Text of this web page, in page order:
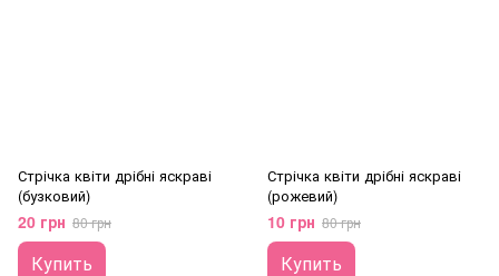
Стрічка квіти дрібні яскраві
(бузковий)
20 грн 80 грн
Купить
Стрічка квіти дрібні яскраві
(рожевий)
10 грн 80 грн
Купить